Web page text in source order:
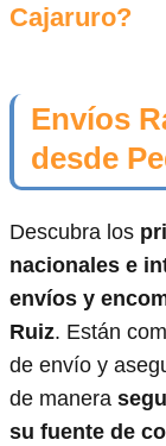
Cajaruro?
Envíos
desde
Descubra los
nacionales e
envíos y
Ruiz. Están
de envío y
de manera
su fuente de